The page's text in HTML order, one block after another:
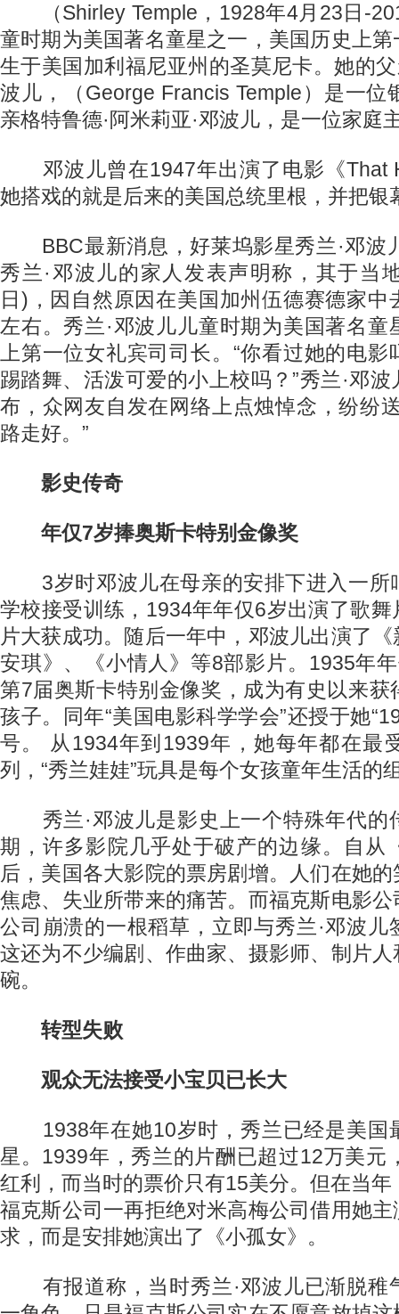
（Shirley Temple，1928年4月23日-
童时期为美国著名童星之一，美国历史上
生于美国加利福尼亚州的圣莫尼卡。她的
波儿，（George Francis Temple）是一位
亲格特鲁德·阿米莉亚·邓波儿，是一位家庭
邓波儿曾在1947年出演了电影《That
她搭戏的就是后来的美国总统里根，并把银
BBC最新消息，好莱坞影星秀兰·邓波
秀兰·邓波儿的家人发表声明称，其于当
日)，因自然原因在美国加州伍德赛德家中
左右。秀兰·邓波儿儿童时期为美国著名童
上第一位女礼宾司司长。“你看过她的电
踢踏舞、活泼可爱的小上校吗？”秀兰·邓
布，众网友自发在网络上点烛悼念，纷纷
路走好。”
影史传奇
年仅7岁捧奥斯卡特别金像奖
3岁时邓波儿在母亲的安排下进入一所
学校接受训练，1934年年仅6岁出演了歌
片大获成功。随后一年中，邓波儿出演了
安琪》、《小情人》等8部影片。1935年
第7届奥斯卡特别金像奖，成为有史以来获
孩子。同年“美国电影科学学会”还授于她
号。 从1934年到1939年，她每年都在最
列，“秀兰娃娃”玩具是每个女孩童年生活的
秀兰·邓波儿是影史上一个特殊年代的
期，许多影院几乎处于破产的边缘。自从
后，美国各大影院的票房剧增。人们在她
焦虑、失业所带来的痛苦。而福克斯电影
公司崩溃的一根稻草，立即与秀兰·邓波儿
这还为不少编剧、作曲家、摄影师、制片
碗。
转型失败
观众无法接受小宝贝已长大
1938年在她10岁时，秀兰已经是美国
星。1939年，秀兰的片酬已超过12万美元
红利，而当时的票价只有15美分。但在当
福克斯公司一再拒绝对米高梅公司借用她
求，而是安排她演出了《小孤女》。
有报道称，当时秀兰·邓波儿已渐脱稚